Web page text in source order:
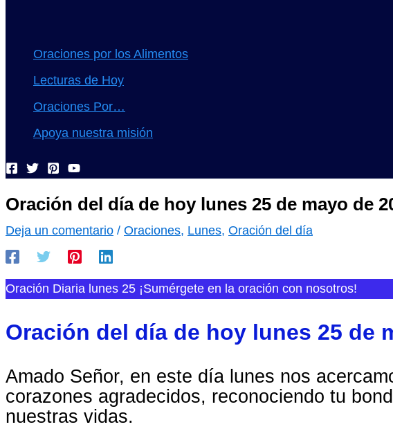
Oraciones por los Alimentos
Lecturas de Hoy
Oraciones Por…
Apoya nuestra misión
Oración del día de hoy lunes 25 de mayo de
Deja un comentario / Oraciones, Lunes, Oración del día
Oración Diaria lunes 25 ¡Sumérgete en la oración con nosotros!
Oración del día de hoy lunes 25 de
Amado Señor, en este día lunes nos
corazones agradecidos, reconociendo tu
nuestras vidas.